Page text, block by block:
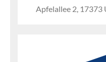
Apfelallee 2, 17373